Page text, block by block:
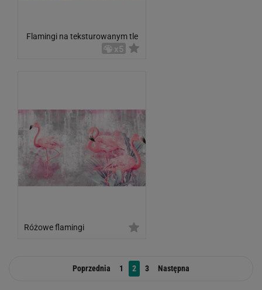
Flamingi na teksturowanym tle
x5
Różowe flamingi
Poprzednia 1 2 3 Następna